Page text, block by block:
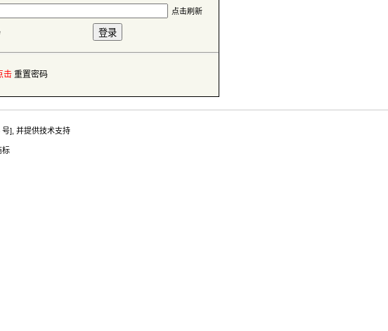
标